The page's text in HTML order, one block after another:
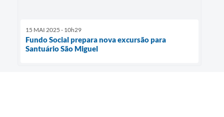
15 MAI 2025 - 10h29
Fundo Social prepara nova excursão para
Santuário São Miguel